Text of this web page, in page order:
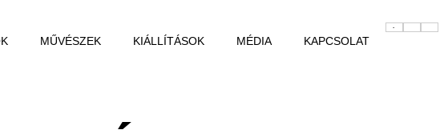
MŰVÉSZEK KIÁLLÍTÁSOK MÉDIA KAPCSOLAT